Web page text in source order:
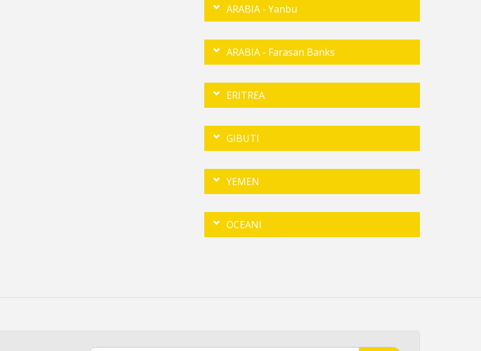
ARABIA - Yanbu
ARABIA - Farasan Banks
ERITREA
GIBUTI
YEMEN
OCEANI